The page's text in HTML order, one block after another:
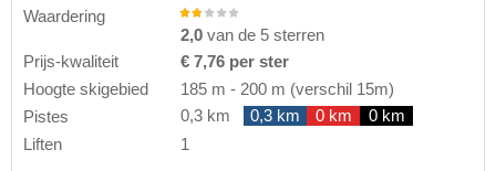
Waardering
2,0 van de 5 sterren
Prijs-kwaliteit
€ 7,76 per ster
Hoogte skigebied
185 m - 200 m (verschil 15m)
Pistes
0,3 km 0,3 km 0 km
0 km
Liften
1